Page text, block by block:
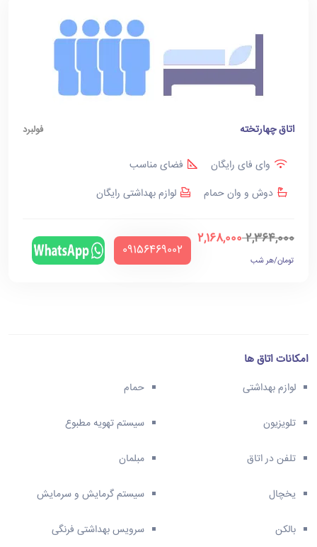
اتاق چهارتخته فولبرد
وای فای رایگان
فضای مناسب
دوش و وان حمام
لوازم بهداشتی رایگان
2,364,000
2,168,000
تومان/هر شب
‪09156469002‬
امکانات اتاق ها
لوازم بهداشتی حمام
تلویزیون سیستم تهویه مطبوع
تلفن در اتاق مبلمان
یخچال سیستم گرمایش و سرمایش
بالکن سرویس بهداشتی فرنگی